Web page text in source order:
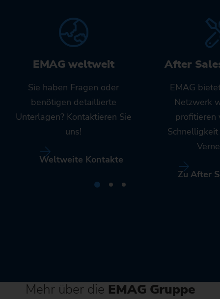
EMAG weltweit
Sie haben Fragen oder
benötigen detaillierte
Unterlagen? Kontaktieren Sie
uns!
Weltweite Kontakte
After
EMAG
Netzwerk
profitieren
Zu After
Mehr über die EMAG Gruppe